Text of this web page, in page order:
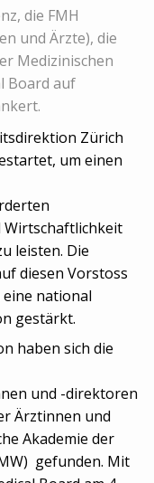
die FMH
und Ärzte), die
Medizinischen
Board auf
Zürich
um einen
Wirtschaftlichkeit
leisten. Die
diesen Vorstoss
national
gestärkt.
haben sich die
und -direktoren
Ärztinnen und
Akademie der
gefunden. Mit